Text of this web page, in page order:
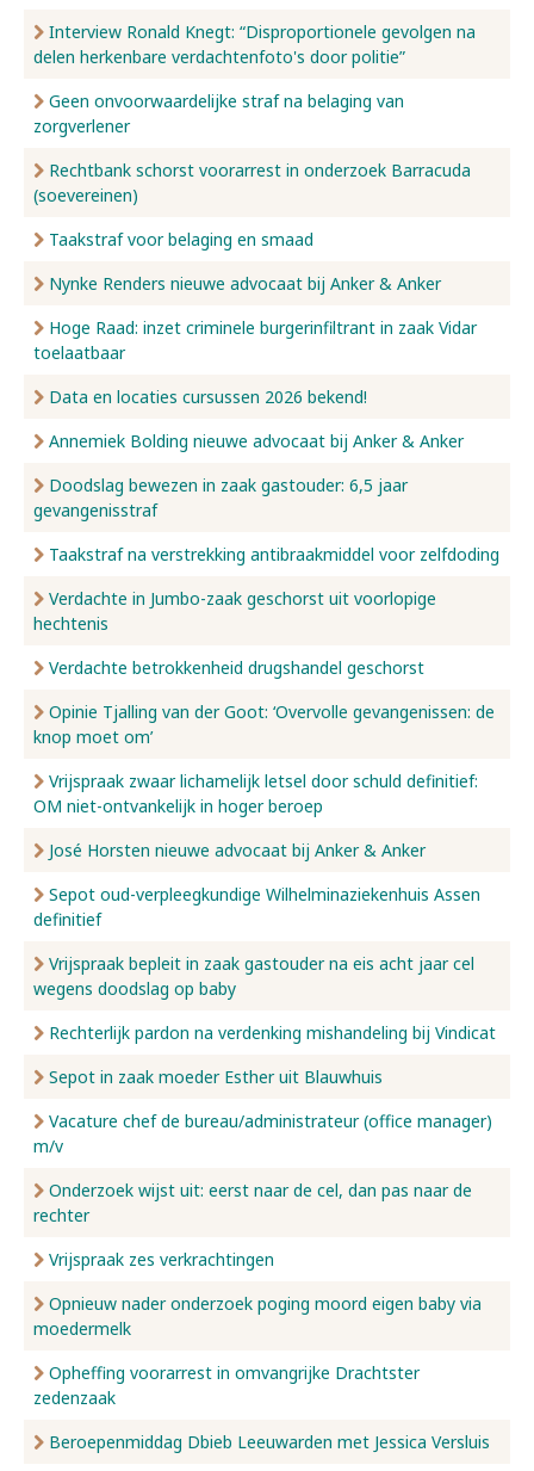
Interview Ronald Knegt: “Disproportionele gevolgen na
delen herkenbare verdachtenfoto's door politie”
Geen onvoorwaardelijke straf na belaging van
zorgverlener
Rechtbank schorst voorarrest in onderzoek Barracuda
(soevereinen)
Taakstraf voor belaging en smaad
Nynke Renders nieuwe advocaat bij Anker & Anker
Hoge Raad: inzet criminele burgerinfiltrant in zaak Vidar
toelaatbaar
Data en locaties cursussen 2026 bekend!
Annemiek Bolding nieuwe advocaat bij Anker & Anker
Doodslag bewezen in zaak gastouder: 6,5 jaar
gevangenisstraf
Taakstraf na verstrekking antibraakmiddel voor zelfdoding
Verdachte in Jumbo-zaak geschorst uit voorlopige
hechtenis
Verdachte betrokkenheid drugshandel geschorst
Opinie Tjalling van der Goot: ‘Overvolle gevangenissen: de
knop moet om’
Vrijspraak zwaar lichamelijk letsel door schuld definitief:
OM niet-ontvankelijk in hoger beroep
José Horsten nieuwe advocaat bij Anker & Anker
Sepot oud-verpleegkundige Wilhelminaziekenhuis Assen
definitief
Vrijspraak bepleit in zaak gastouder na eis acht jaar cel
wegens doodslag op baby
Rechterlijk pardon na verdenking mishandeling bij Vindicat
Sepot in zaak moeder Esther uit Blauwhuis
Vacature chef de bureau/administrateur (office manager)
m/v
Onderzoek wijst uit: eerst naar de cel, dan pas naar de
rechter
Vrijspraak zes verkrachtingen
Opnieuw nader onderzoek poging moord eigen baby via
moedermelk
Opheffing voorarrest in omvangrijke Drachtster
zedenzaak
Beroepenmiddag Dbieb Leeuwarden met Jessica Versluis